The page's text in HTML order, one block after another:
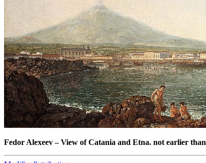
Fedor Alexeev–View of Catania and Etna. not earlier than